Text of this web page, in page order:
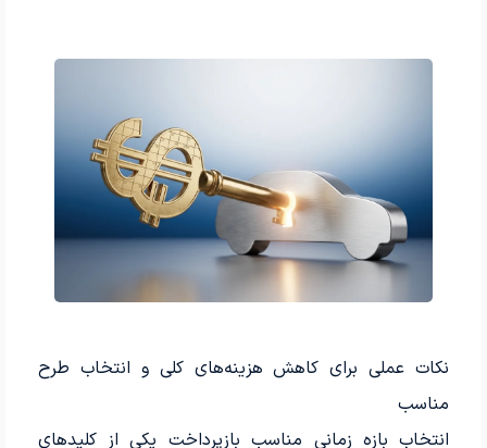
نکات عملی برای کاهش هزینه‌های کلی و انتخاب طرح
مناسب
انتخاب بازه زمانی مناسب بازپرداخت یکی از کلیدهای